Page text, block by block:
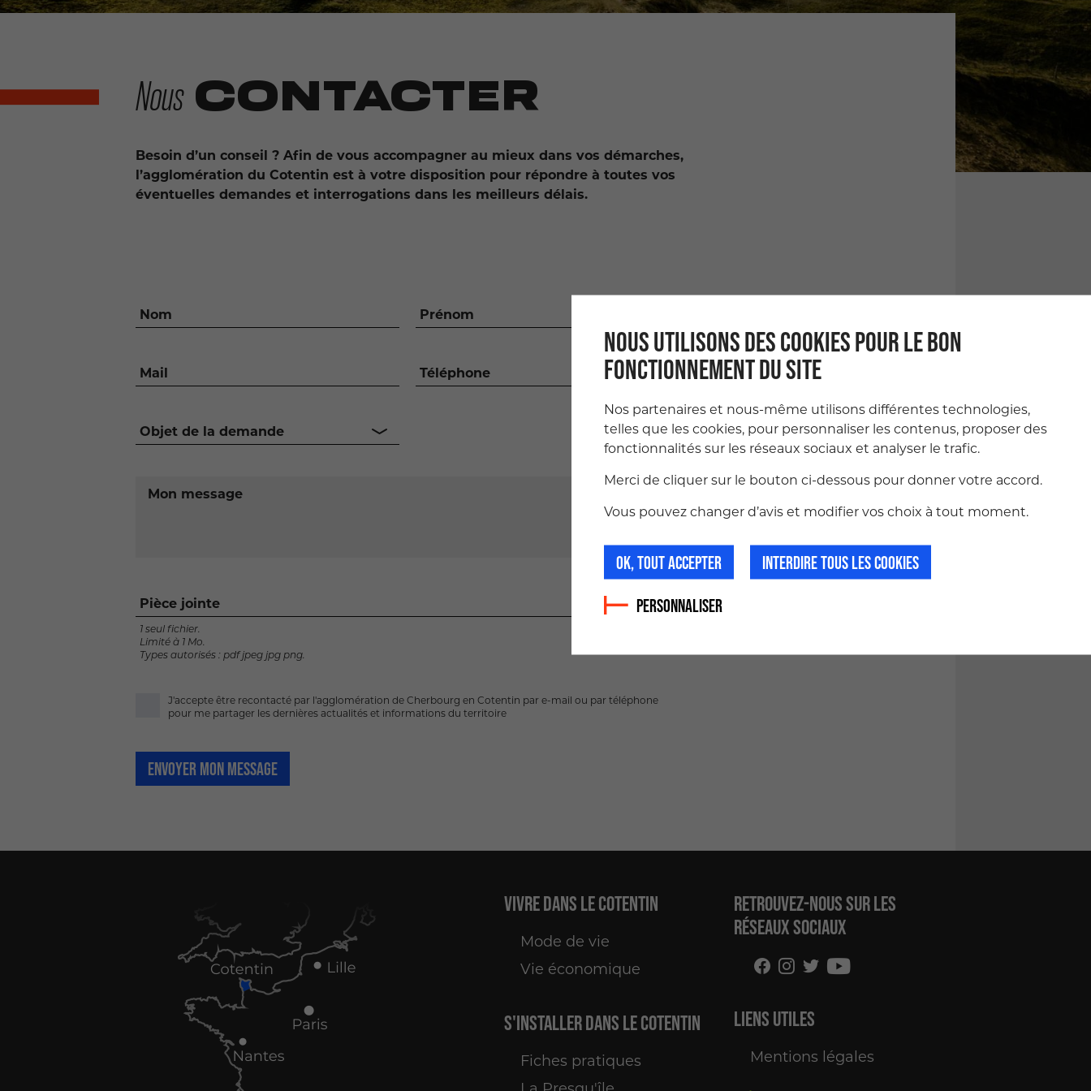
Nous CONTACTER
Besoin d’un conseil ? Afin de vous accompagner au mieux dans vos démarches,
l’agglomération du Cotentin est à votre disposition pour répondre à toutes vos
éventuelles demandes et interrogations dans les meilleurs délais.
Nom Prénom
Mail Téléphone
Objet de la demande
Mon message
Pièce jointe
1 seul fichier.
Limité à 1 Mo.
Types autorisés : pdf jpeg jpg png.
J'accepte être recontacté par l'agglomération de Cherbourg en Cotentin par e-mail ou par téléphone
pour me partager les dernières actualités et informations du territoire
ENVOYER MON MESSAGE
Vivredans le Cotentin
Mode de vie
Vie économique
S'installerdans le Cotentin
Fiches pratiques
Retrouvez-nous sur les
réseaux sociaux
Liens utiles
Mentions légales
NOUS UTILISONS DES COOKIES POUR LE BON
FONCTIONNEMENT DU SITE
Nos partenaires et nous-même utilisons différentes technologies,
telles que les cookies, pour personnaliser les contenus, proposer des
fonctionnalités sur les réseaux sociaux et analyser le trafic.
Merci de cliquer sur le bouton ci-dessous pour donner votre accord.
Vous pouvez changer d’avis et modifier vos choix à tout moment.
OK, TOUT ACCEPTER INTERDIRE TOUS LES COOKIES
PERSONNALISER